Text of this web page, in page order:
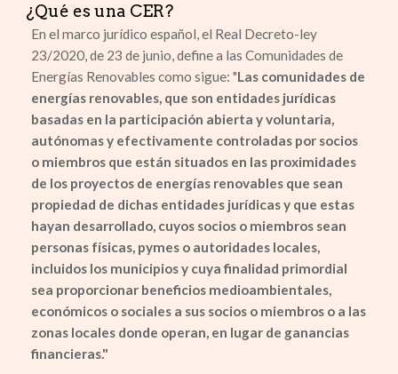
¿Qué es una CER?
En el marco jurídico español, el Real Decreto-ley
23/2020, de 23 de junio, define a las Comunidades de
Energías Renovables como sigue: "Las comunidades de
energías renovables, que son entidades jurídicas
basadas en la participación abierta y voluntaria,
autónomas y efectivamente controladas por socios
o miembros que están situados en las proximidades
de los proyectos de energías renovables que sean
propiedad de dichas entidades jurídicas y que estas
hayan desarrollado, cuyos socios o miembros sean
personas físicas, pymes o autoridades locales,
incluidos los municipios y cuya finalidad primordial
sea proporcionar beneficios medioambientales,
económicos o sociales a sus socios o miembros o a las
zonas locales donde operan, en lugar de ganancias
financieras."